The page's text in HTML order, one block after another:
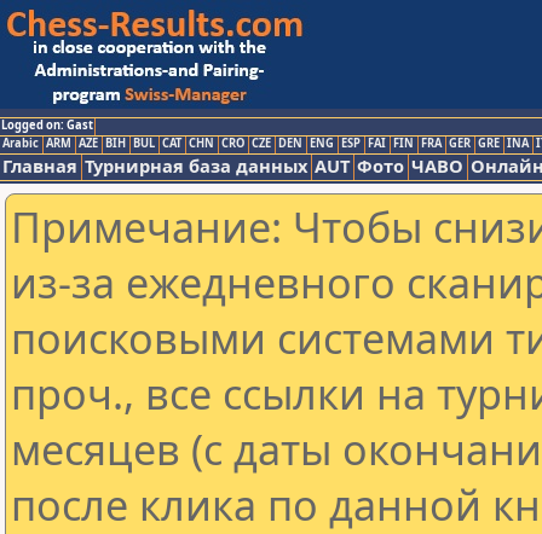
Logged on: Gast
Arabic ARM AZE BIH BUL CAT CHN CRO CZE DEN ENG ESP FAI FIN FRA GER GRE INA
Главная Турнирная база данных AUT Фото ЧАВО
Примечание: Чтобы
из-за ежедневного
поисковыми системами
проч., все ссылки на
месяцев (с даты
после клика по данной